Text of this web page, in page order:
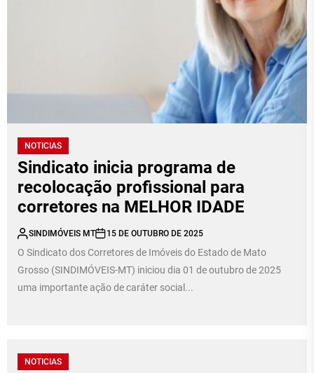
NOTICIAS
Sindicato inicia programa de
recolocação profissional para
corretores na MELHOR IDADE
SINDIMÓVEIS MT 15 DE OUTUBRO DE 2025
O Sindicato dos Corretores de Imóveis do Estado de Mato
Grosso (SINDIMÓVEIS-MT) iniciou dia 01 de outubro de 2025
uma importante ação de caráter social...
NOTICIAS